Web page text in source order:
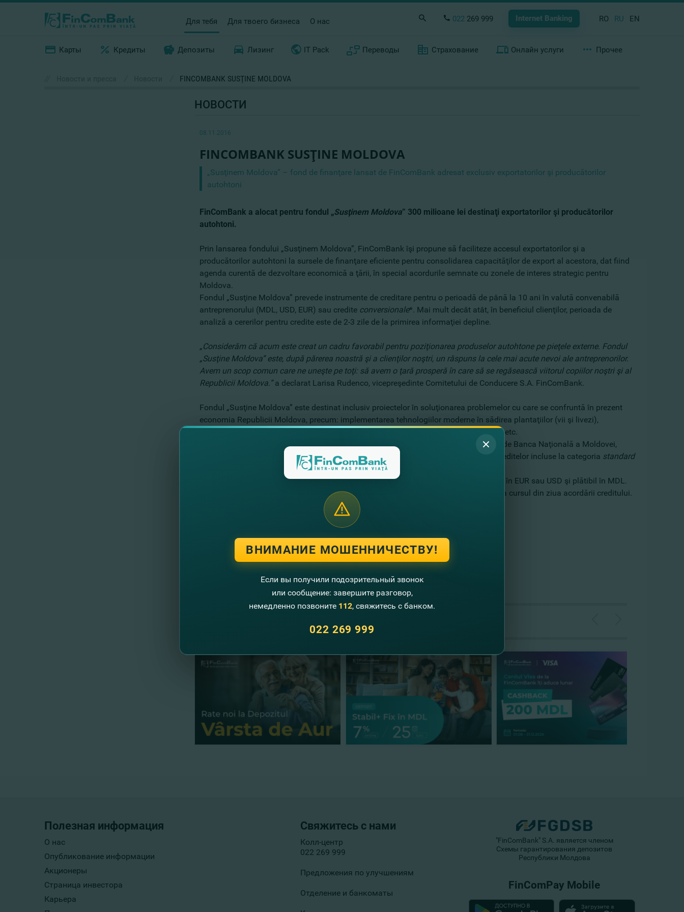
Для тебя Для твоего бизнеса О нас 022 269 999 Internet Banking RO RU EN
Карты Кредиты Депозиты Лизинг IT Pack Переводы Страхование Онлайн услуги Прочее
FINCOMBANK SUSŢINE MOLDOVA
НОВОСТИ
08.11.2016
FINCOMBANK SUSŢINE MOLDOVA
„Susţinem Moldova” – fond de finanţare lansat de FinComBank adresat exclusiv exportatorilor şi producătorilor
autohtoni
FinComBank a alocat pentru fondul „Susţinem Moldova” 300 milioane lei destinaţi exportatorilor şi producătorilor
autohtoni.
Prin lansarea fondului „Susţinem Moldova”, FinComBank îşi propune să faciliteze accesul exportatorilor şi a
producătorilor autohtoni la sursele de finanţare eficiente pentru consolidarea capacităţilor de export al acestora, dat fiind
agenda curentă de dezvoltare economică a ţării, în special acordurile semnate cu zonele de interes strategic pentru
Moldova.
Fondul „Susţine Moldova” prevede instrumente de creditare pentru o perioadă de până la 10 ani în valută convenabilă
antreprenorului (MDL, USD, EUR) sau credite conversionale*. Mai mult decât atât, în beneficiul clienţilor, perioada de
analiză a cererilor pentru credite este de 2-3 zile de la primirea informaţiei depline.
„Considerăm că acum este creat un cadru favorabil pentru poziţionarea produselor autohtone pe pieţele externe. Fondul
„Susţine Moldova” este, după părerea noastră şi a clienţilor noştri, un răspuns la cele mai acute nevoi ale antreprenorilor.
Avem un scop comun care ne uneşte pe toţi: să avem o ţară prosperă în care să se regăsească viitorul copiilor noştri şi al
Republicii Moldova.”a declarat Larisa Rudenco, vicepreşedinte Comitetului de Conducere S.A. FinComBank.
Fondul „Susţine Moldova” este destinat inclusiv proiectelor în soluţionarea problemelor cu care se confruntă în prezent
economia Republicii Moldova, precum: implementarea tehnologiilor moderne în sădirea plantaţiilor (vii şi livezi),
fabricarea produselor vinicole, creşterea ciupercilor, producerea şi procesarea laptelui etc.
Recent, FinComBank a fost apreciat în clasamentul portofoliului de credite prezentat de Banca Naţională a Moldovei,
clasându-se la cele mai performante categorii şi obţinând cea mai mare pondere a creditelor incluse la categoria standard
- reprezintă un produs adresat clienţilor corporativi, denominat în EUR sau USD şi plătibil în MDL.
Rambursarea se realizează în echivalentul MDL a sumei exprimate în USD sau EUR, la cursul din ziua acordării creditului.
МD-2012, Republica Moldova, str.Puskin, 26
Теl.: (+373-22) 26-99-99
E-mail: fincom@fincombank.com
fincombank.cоm
Другие новости
Полезная информация
О нас
Опубликование информации
Акционеры
Страница инвестора
Карьера
Свяжитесь с нами
Колл-центр
022 269 999
Предложения по улучшениям
Отделение и банкоматы
"FinComBank" S.A. является членом
Схемы гарантирования депозитов
Республики Молдова
FinComPay Mobile
ВНИМАНИЕ МОШЕННИЧЕСТВУ!
Если вы получили подозрительный звонок
или сообщение: завершите разговор,
немедленно позвоните 112, свяжитесь с банком.
022 269 999